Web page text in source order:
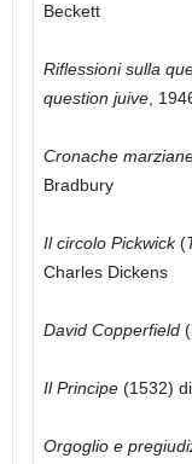
Beckett
Riflessioni sulla
question juive ,
Cronache
Bradbury
Il circolo Pickwick(
Charles Dickens
David Copperfield
Il Principe (1532)
Orgoglio e